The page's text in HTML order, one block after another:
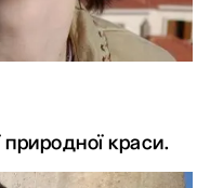
краси.